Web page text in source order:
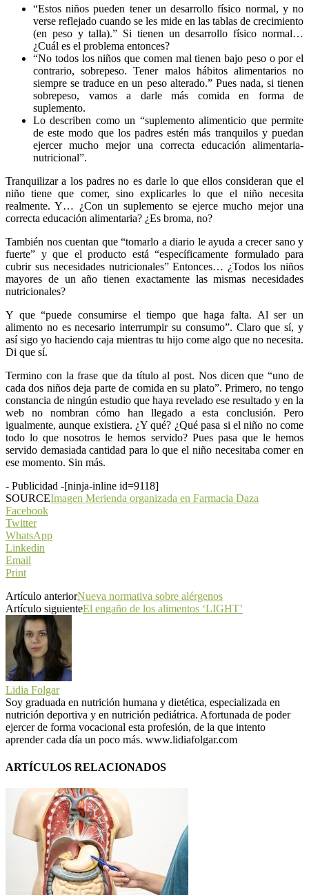
“Estos niños pueden tener un desarrollo físico normal, y no
verse reflejado cuando se les mide en las tablas de crecimiento
(en peso y talla).” Si tienen un desarrollo físico normal…
¿Cuál es el problema entonces?
“No todos los niños que comen mal tienen bajo peso o por el
contrario, sobrepeso. Tener malos hábitos alimentarios no
siempre se traduce en un peso alterado.” Pues nada, si tienen
sobrepeso, vamos a darle más comida en forma de
suplemento.
Lo describen como un “suplemento alimenticio que permite
de este modo que los padres estén más tranquilos y puedan
ejercer mucho mejor una correcta educación alimentaria-
nutricional”.
Tranquilizar a los padres no es darle lo que ellos consideran que el
niño tiene que comer, sino explicarles lo que el niño necesita
realmente. Y… ¿Con un suplemento se ejerce mucho mejor una
correcta educación alimentaria? ¿Es broma, no?
También nos cuentan que “tomarlo a diario le ayuda a crecer sano y
fuerte” y que el producto está “específicamente formulado para
cubrir sus necesidades nutricionales” Entonces… ¿Todos los niños
mayores de un año tienen exactamente las mismas necesidades
nutricionales?
Y que “puede consumirse el tiempo que haga falta. Al ser un
alimento no es necesario interrumpir su consumo”. Claro que sí, y
así sigo yo haciendo caja mientras tu hijo come algo que no necesita.
Di que sí.
Termino con la frase que da título al post. Nos dicen que “uno de
cada dos niños deja parte de comida en su plato”. Primero, no tengo
constancia de ningún estudio que haya revelado ese resultado y en la
web no nombran cómo han llegado a esta conclusión. Pero
igualmente, aunque existiera. ¿Y qué? ¿Qué pasa si el niño no come
todo lo que nosotros le hemos servido? Pues pasa que le hemos
servido demasiada cantidad para lo que el niño necesitaba comer en
ese momento. Sin más.
- Publicidad -[ninja-inline id=9118]
SOURCEImagen Merienda organizada en Farmacia Daza
Facebook
Twitter
WhatsApp
Linkedin
Email
Print
Artículo anteriorNueva normativa sobre alérgenos
Artículo siguienteEl engaño de los alimentos ‘LIGHT’
Lidia Folgar
Soy graduada en nutrición humana y dietética, especializada en
nutrición deportiva y en nutrición pediátrica. Afortunada de poder
ejercer de forma vocacional esta profesión, de la que intento
aprender cada día un poco más. www.lidiafolgar.com
ARTÍCULOS RELACIONADOS